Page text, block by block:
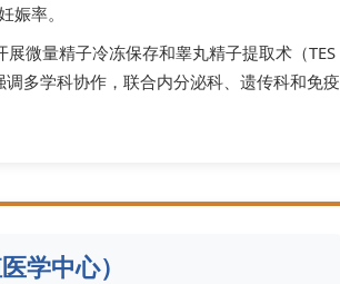
率。
微量精子冷冻保存和睾丸精子提取术（TES
多学科协作，联合内分泌科、遗传科和免疫
学中心）